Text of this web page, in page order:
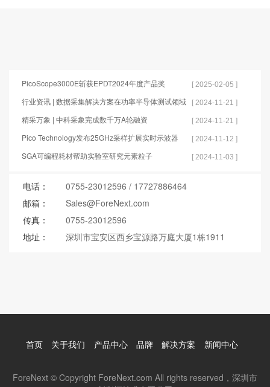
PicoScope3000E斩获EPDT2024年度产品奖 [ 2025-02-05 ]
行业资讯 | 数据采集解决方案在功率半导体测试领域
的应用
[ 2024-11-21 ]
精采万象 | 中科采象完成数千万A轮融资 [ 2024-11-21 ]
Pico Technology发布25GHz采样扩展实时示波器 [ 2024-11-12 ]
SGA可编程耗材帮助实验室研究元素粒子 [ 2024-11-03 ]
电话： 0755-23012596 / 17727886464
邮箱：
Sales@ForeNext.com
传真：
0755-23012596
地址：
深圳市宝安区西乡宝源路万庭大厦1栋1911
首页 关于我们 产品中心 品牌 解决方案 新闻中心
ForeNext © Copyright ForeNext.com All rights reserved，深圳市